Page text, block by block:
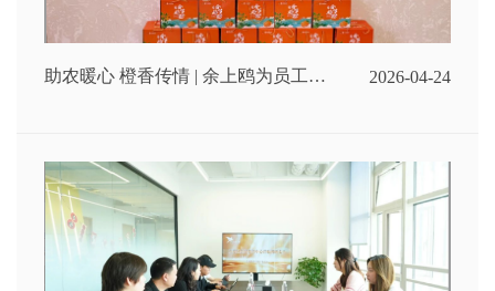
助农暖心 橙香传情 | 余上鸥为员工发
2026-04-24